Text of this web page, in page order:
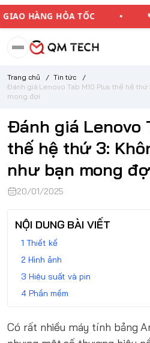
HÀNG HỎA TỐC • 📞
Trang chủ / Tin tức
/
Đánh giá Lenovo Tab M10 Plus thế hệ
mong đợi
Đánh giá Lenovo
thế hệ thứ 3:
như bạn mong
20/01/2025
NỘI DUNG BÀI VIẾT
Thiết kế
Hình ảnh
Hiệu suất và pin
Phần mềm
Có rất nhiều máy tính bảng